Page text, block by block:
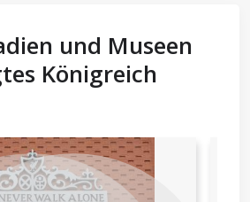
und Museen
Königreich